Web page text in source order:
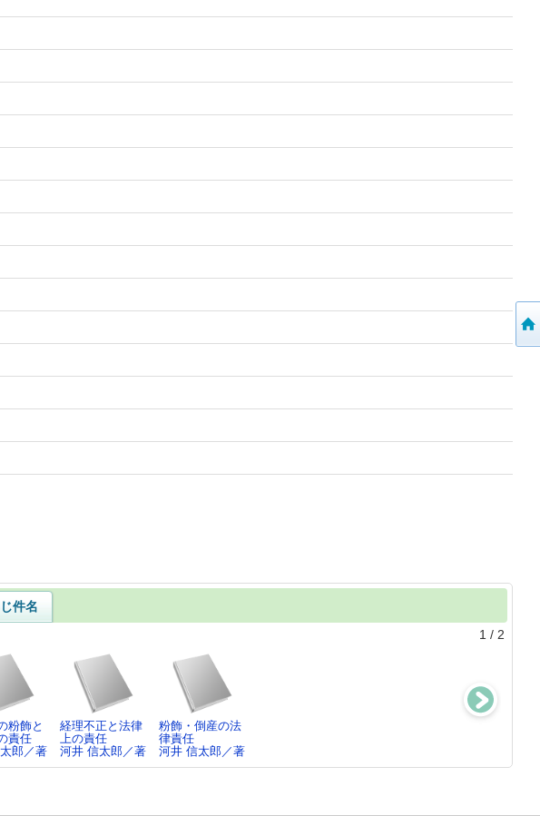
件名
1 / 2
粉飾と
責任
郎／著
経理不正と法律
上の責任
河井 信太郎／著
粉飾・倒産の法
律責任
河井 信太郎／著